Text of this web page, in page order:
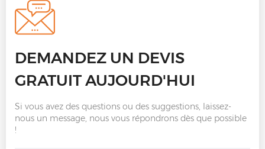
DEMANDEZ UN DEVIS
GRATUIT AUJOURD'HUI
Si vous avez des questions ou des suggestions, laissez-
nous un message, nous vous répondrons dès que possible
!